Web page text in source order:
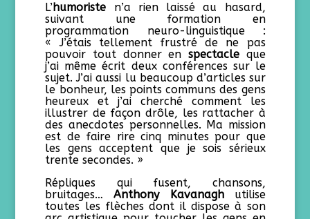
L’humoriste n’a rien laissé au hasard,
suivant une formation en
programmation neuro-linguistique :
« J’étais tellement frustré de ne pas
pouvoir tout donner en spectacleque
j’ai même écrit deux conférences sur le
sujet. J’ai aussi lu beaucoup d’articles sur
le bonheur, les points communs des gens
heureux et j’ai cherché comment les
illustrer de façon drôle, les rattacher à
des anecdotes personnelles. Ma mission
est de faire rire cinq minutes pour que
les gens acceptent que je sois sérieux
trente secondes. »
Répliques qui fusent, chansons,
bruitages…Anthony Kavanaghutilise
toutes les flèches dont il dispose à son